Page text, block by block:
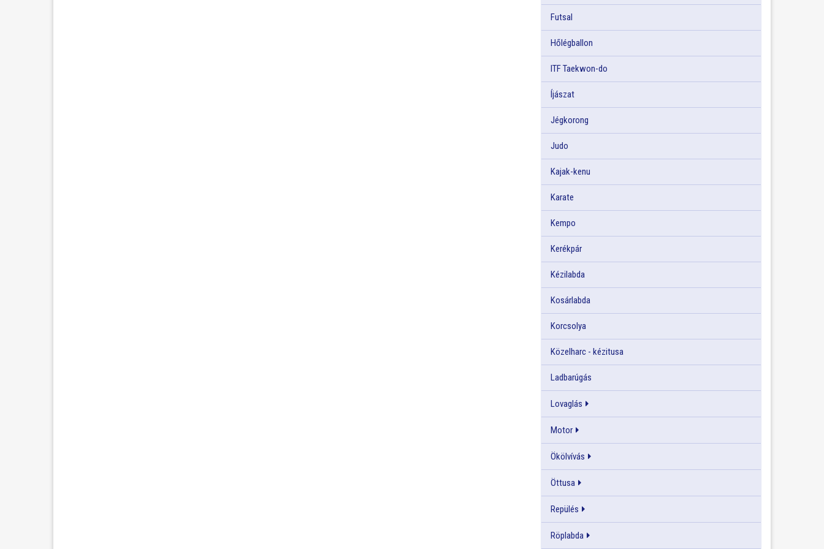
Futsal
Hőlégballon
ITF Taekwon-do
Íjászat
Jégkorong
Judo
Kajak-kenu
Karate
Kempo
Kerékpár
Kézilabda
Kosárlabda
Korcsolya
Közelharc - kézitusa
Ladbarúgás
Lovaglás
Motor
Ökölvívás
Öttusa
Repülés
Röplabda